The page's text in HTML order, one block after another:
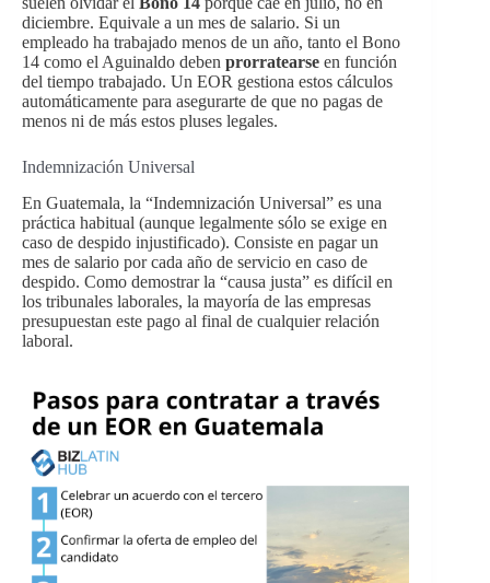
diciembre. Equivale a un mes de salario. Si un
empleado ha trabajado menos de un año, tanto el Bono
14 como el Aguinaldo deben prorratearse en función
del tiempo trabajado. Un EOR gestiona estos cálculos
automáticamente para asegurarte de que no pagas de
menos ni de más estos pluses legales.
Indemnización Universal
En Guatemala, la “Indemnización Universal” es una
práctica habitual (aunque legalmente sólo se exige en
caso de despido injustificado). Consiste en pagar un
mes de salario por cada año de servicio en caso de
despido. Como demostrar la “causa justa” es difícil en
los tribunales laborales, la mayoría de las empresas
presupuestan este pago al final de cualquier relación
laboral.